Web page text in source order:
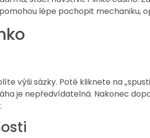
lépe pochopit mechaniku,
výši sázky. Poté kliknete na
je nepředvídatelná. Nakonec